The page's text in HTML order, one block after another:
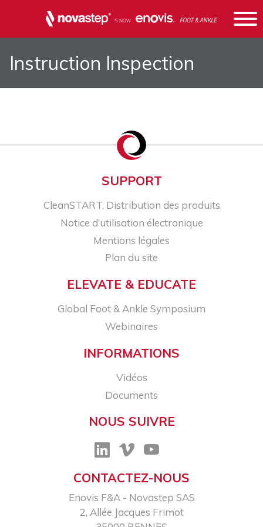
Instruction Inspection
SUPPORT
CleanSTART, Distribution des produits
Notice d’utilisation électronique
Mentions légales
Plan du site
ELEVATE & EDUCATE
Global Foot & Ankle Symposium
Webinaires
INFORMATIONS
Vidéos
Documents
NOUS SUIVRE
CONTACTEZ-NOUS
Enovis F&A - Novastep SAS​
2, Allée Jacques Frimot​